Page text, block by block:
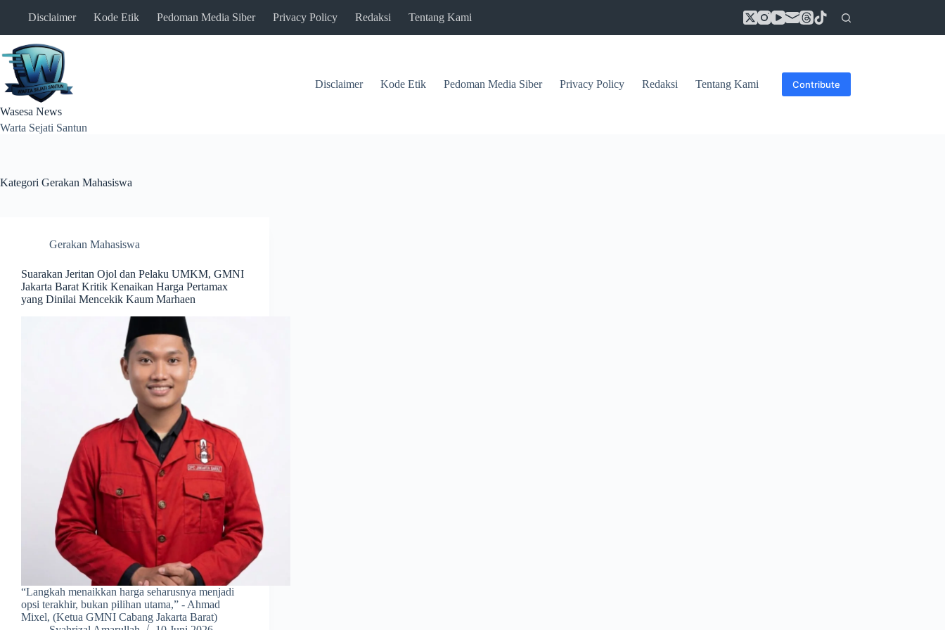
Disclaimer Kode Etik Pedoman Media Siber Privacy Policy Redaksi Tentang Kami
Wasesa News
Warta Sejati Santun
Disclaimer Kode Etik Pedoman Media Siber Privacy Policy Redaksi Tentang Kami Contribute
Kategori Gerakan Mahasiswa
Gerakan Mahasiswa
Suarakan Jeritan Ojol dan Pelaku UMKM, GMNI
Jakarta Barat Kritik Kenaikan Harga Pertamax
yang Dinilai Mencekik Kaum Marhaen
“Langkah menaikkan harga seharusnya menjadi
opsi terakhir, bukan pilihan utama,” - Ahmad
Mixel, (Ketua GMNI Cabang Jakarta Barat)